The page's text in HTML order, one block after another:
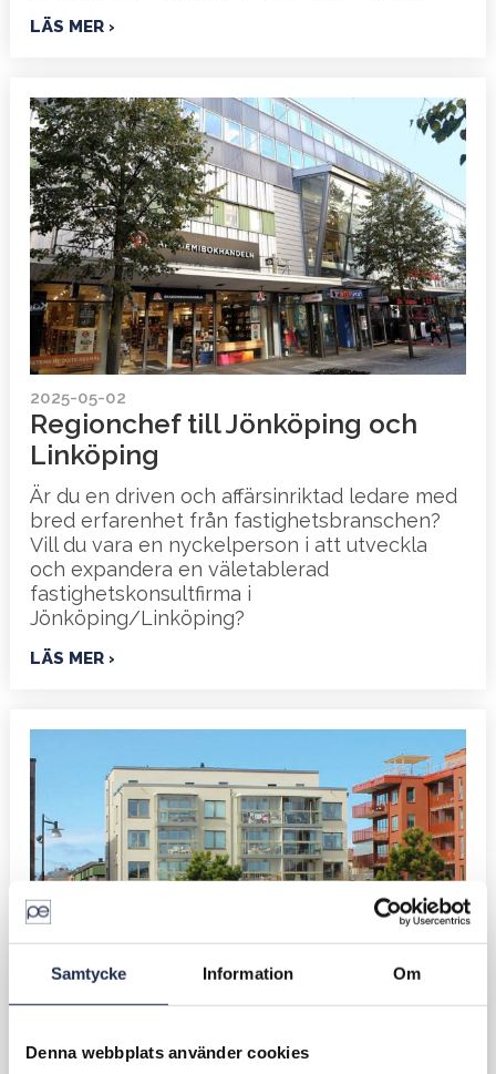
Samtycke Information Om
Denna webbplats använder cookies
LÄS MER
2025-05-02
Regionchef till Jönköping och
Linköping
Är du en driven och affärsinriktad ledare med
bred erfarenhet från fastighetsbranschen?
Vill du vara en nyckelperson i att utveckla
och expandera en väletablerad
fastighetskonsultfirma i
Jönköping/Linköping?
LÄS MER
Bli granne med havet!